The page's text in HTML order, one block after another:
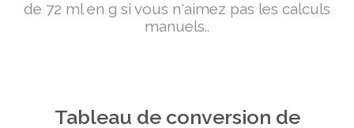
de 72 ml en g si vous n'aimez pas les calculs
manuels..
Tableau de conversion de